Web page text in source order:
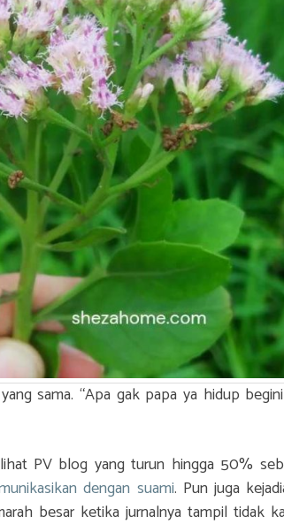
sama. “Apa gak papa ya hidup
PV blog yang turun hingga 50%
dengan suami. Pun juga
besar ketika jurnalnya tampil tidak